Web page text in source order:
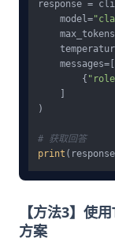
response =
    model=
    messages=[
        {
)
# 获取回答
print
【方法3】使
方案